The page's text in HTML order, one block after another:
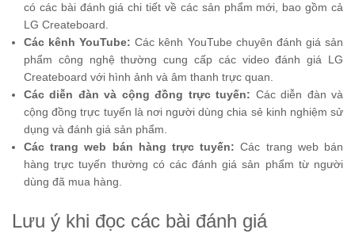
có các bài đánh giá chi tiết về các sản phẩm mới, bao gồm cả
LG Createboard.
Các kênh YouTube: Các kênh YouTube chuyên đánh giá sản
phẩm công nghệ thường cung cấp các video đánh giá LG
Createboard với hình ảnh và âm thanh trực quan.
Các diễn đàn và cộng đồng trực tuyến: Các diễn đàn và
cộng đồng trực tuyến là nơi người dùng chia sẻ kinh nghiệm sử
dụng và đánh giá sản phẩm.
Các trang web bán hàng trực tuyến: Các trang web bán
hàng trực tuyến thường có các đánh giá sản phẩm từ người
dùng đã mua hàng.
Lưu ý khi đọc các bài đánh giá